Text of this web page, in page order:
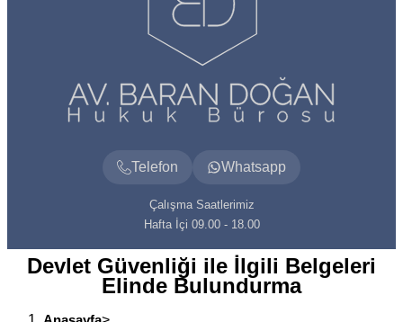
Telefon Whatsapp
Çalışma Saatlerimiz
Hafta İçi 09.00 - 18.00
Devlet Güvenliği ile İlgili Belgeleri
Elinde Bulundurma